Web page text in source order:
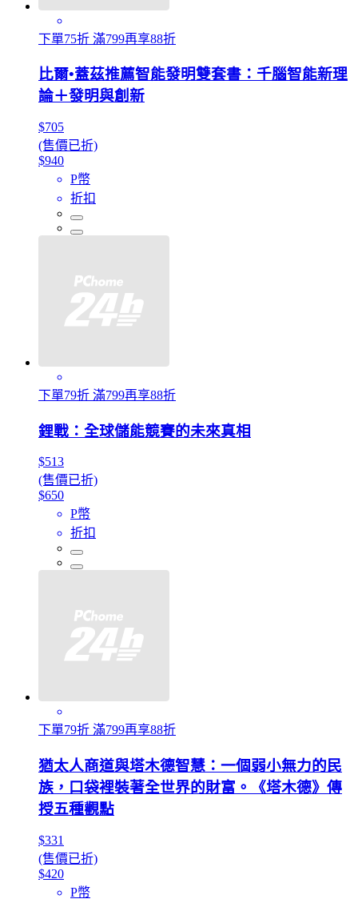
下單75折 滿799再享88折
比爾•蓋茲推薦智能發明雙套書：千腦智能新理
論＋發明與創新
$705
(售價已折)
$940
P幣
折扣
下單79折 滿799再享88折
鋰戰：全球儲能競賽的未來真相
$513
(售價已折)
$650
P幣
折扣
下單79折 滿799再享88折
猶太人商道與塔木德智慧：一個弱小無力的民
族，口袋裡裝著全世界的財富。《塔木德》傳
授五種觀點
$331
(售價已折)
$420
P幣